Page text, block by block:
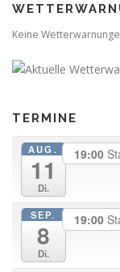
Keine
TERMINE
AUG.
11
Di.
19:00
SEP.
8
Di.
19:00